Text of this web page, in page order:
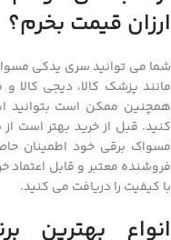
ارزان قیمت بخرم؟
شما می توانید سری یدکی
مانند پزشک کالا، دیجی کالا
همچنین ممکن است بتوانید
کنید. قبل از خرید بهتر است
مسواک برقی خود اطمینان
فروشنده معتبر و قابل
با کیفیت را دریافت می کنید.
انواع بهترین